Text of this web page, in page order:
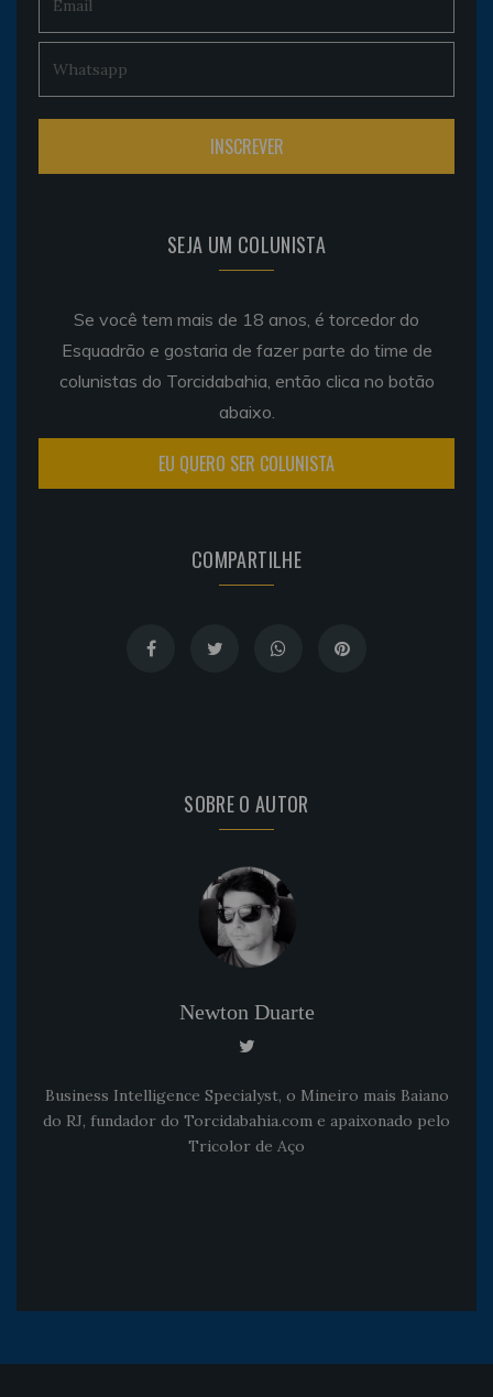
SEJA UM COLUNISTA
Se você tem mais de 18 anos, é torcedor do
Esquadrão e gostaria de fazer parte do time de
colunistas do Torcidabahia, então clica no botão
abaixo.
EU QUERO SER COLUNISTA
COMPARTILHE
SOBRE O AUTOR
Newton Duarte
Business Intelligence Specialyst, o Mineiro mais Baiano
do RJ, fundador do Torcidabahia.com e apaixonado pelo
Tricolor de Aço